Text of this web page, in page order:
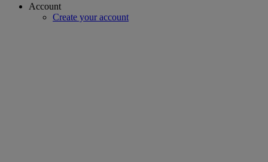
Account
Create your account